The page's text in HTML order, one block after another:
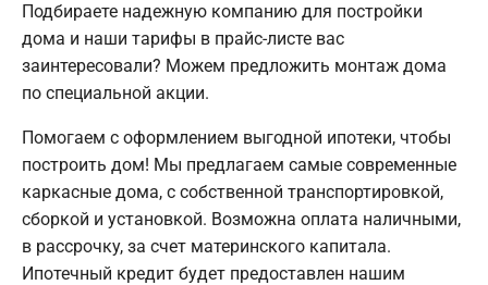
Подбираете надежную компанию для постройки
дома и наши тарифы в прайс-листе вас
заинтересовали? Можем предложить монтаж дома
по специальной акции.
Помогаем с оформлением выгодной ипотеки, чтобы
построить дом! Мы предлагаем самые современные
каркасные дома, с собственной транспортировкой,
сборкой и установкой. Возможна оплата наличными,
в рассрочку, за счет материнского капитала.
Ипотечный кредит будет предоставлен нашим